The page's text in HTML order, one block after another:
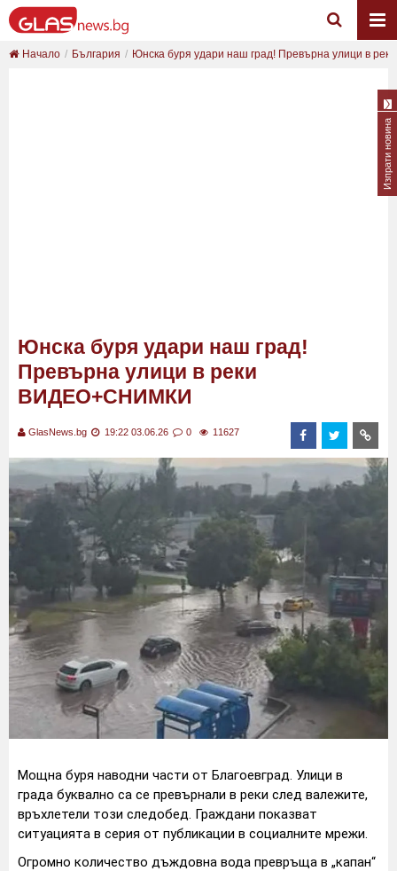
Начало България Юнска буря удари наш град! Превърна улици в рек...
Юнска буря удари наш град!
Превърна улици в реки
ВИДЕО+СНИМКИ
GlasNews.bg 19:22 03.06.26 0 11627
Мощна буря наводни части от Благоевград. Улици в
града буквално са се превърнали в реки след валежите,
връхлетели този следобед. Граждани показват
ситуацията в серия от публикации в социалните мрежи.
Огромно количество дъждовна вода превръща в „капан“
Изпрати новина